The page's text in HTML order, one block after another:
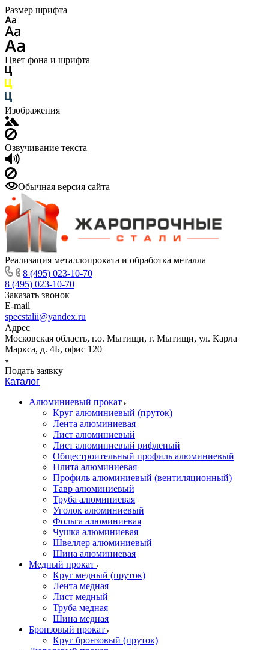
Размер шрифта
Цвет фона и шрифта
Изображения
Озвучивание текста
Обычная версия сайта
Реализация металлопроката и обработка металла
8 (495) 023-10-70
8 (495) 023-10-70
Заказать звонок
E-mail
specstalii@yandex.ru
Адрес
Московская область, г.о. Мытищи, г. Мытищи, ул. Карла
Маркса, д. 4Б, офис 120
Подать заявку
Каталог
Алюминиевый прокат
Круг алюминиевый (пруток)
Лента алюминиевая
Лист алюминиевый
Лист алюминиевый рифленый
Общестроительный профиль алюминиевый
Плита алюминиевая
Профиль алюминиевый (вентиляционный)
Тавр алюминиевый
Труба алюминиевая
Уголок алюминиевый
Фольга алюминиевая
Чушка алюминиевая
Швеллер алюминиевый
Шина алюминиевая
Медный прокат
Круг медный (пруток)
Лента медная
Лист медный
Труба медная
Шина медная
Бронзовый прокат
Круг бронзовый (пруток)